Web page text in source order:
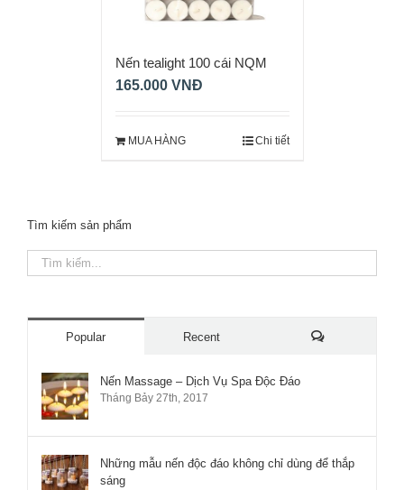
Nến tealight 100 cái NQM
0055
165.000 VNĐ
MUA HÀNG Chi tiết
Tìm kiếm sản phẩm
Popular Recent
luận
Nến Massage – Dịch Vụ Spa Độc Đáo
Tháng Bảy 27th, 2017
Những mẫu nến độc đáo không chỉ dùng để thắp
sáng